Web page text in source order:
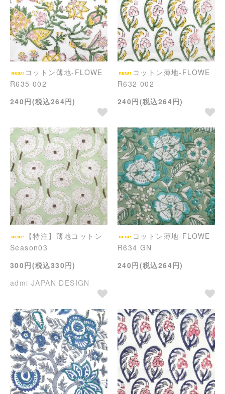
コットン薄地-FLOWE
R635 002
240円(税込264円)
コットン薄地-FLOWE
R632 002
240円(税込264円)
【特注】薄地コットン-
Season03
300円(税込330円)
admi JAPAN DESIGN
コットン薄地-FLOWE
R634 GN
240円(税込264円)